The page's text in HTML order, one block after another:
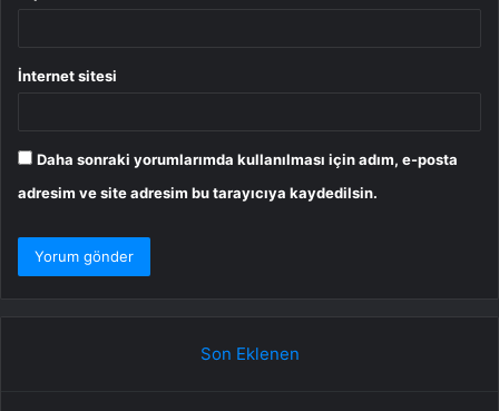
İnternet sitesi
Daha sonraki yorumlarımda kullanılması için adım, e-posta
adresim ve site adresim bu tarayıcıya kaydedilsin.
Son Eklenen